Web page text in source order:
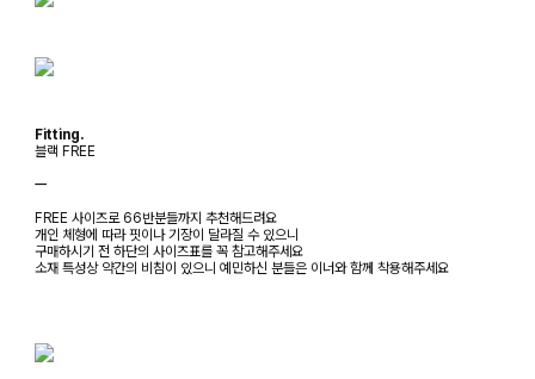
Fitting.
블랙 FREE
ㅡ
FREE 사이즈로 66반분들까지 추천해드려요
개인 체형에 따라 핏이나 기장이 달라질 수 있으니
구매하시기 전 하단의 사이즈표를 꼭 참고해주세요
소재 특성상 약간의 비침이 있으니 예민하신 분들은 이너와 함께 착용해주세요